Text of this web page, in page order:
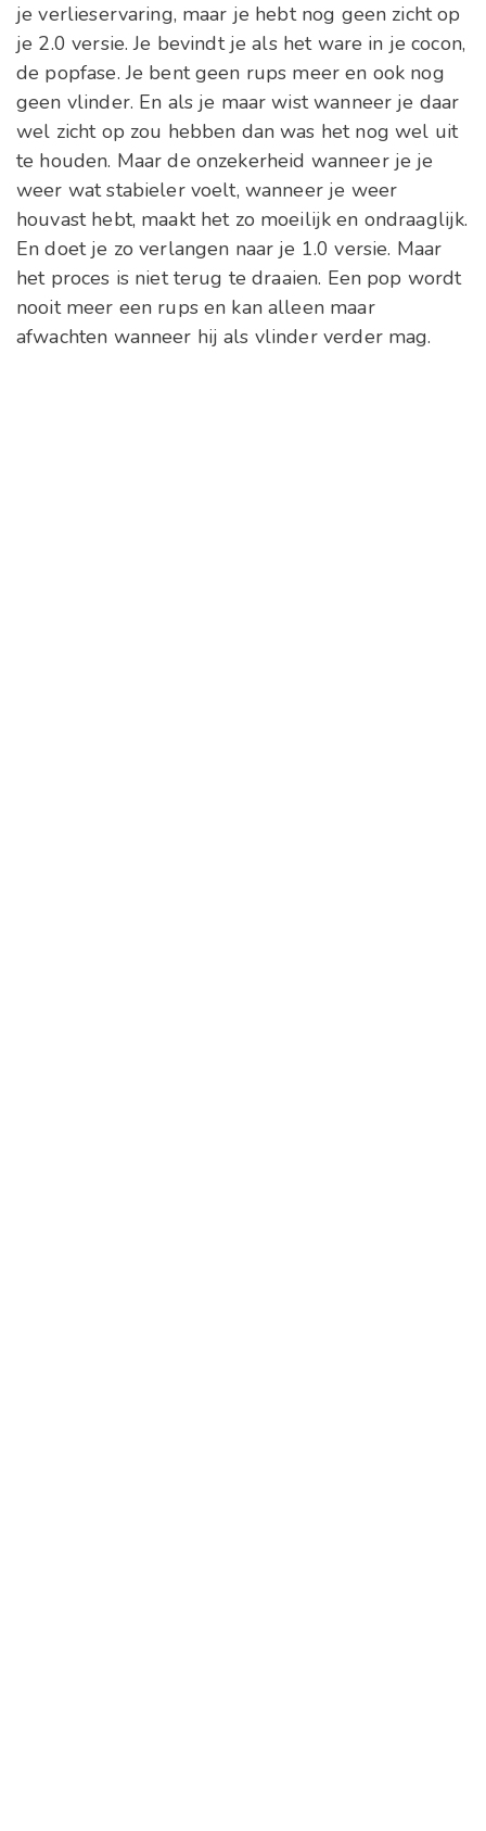
je verlieservaring, maar je hebt nog geen zicht op
je 2.0 versie. Je bevindt je als het ware in je cocon,
de popfase. Je bent geen rups meer en ook nog
geen vlinder. En als je maar wist wanneer je daar
wel zicht op zou hebben dan was het nog wel uit
te houden. Maar de onzekerheid wanneer je je
weer wat stabieler voelt, wanneer je weer
houvast hebt, maakt het zo moeilijk en ondraaglijk.
En doet je zo verlangen naar je 1.0 versie. Maar
het proces is niet terug te draaien. Een pop wordt
nooit meer een rups en kan alleen maar
afwachten wanneer hij als vlinder verder mag.